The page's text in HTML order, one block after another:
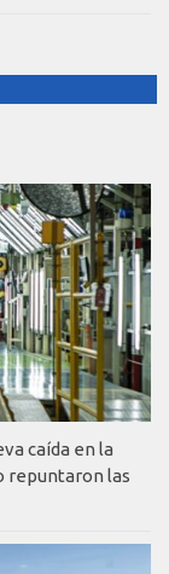
caída en la
repuntaron las